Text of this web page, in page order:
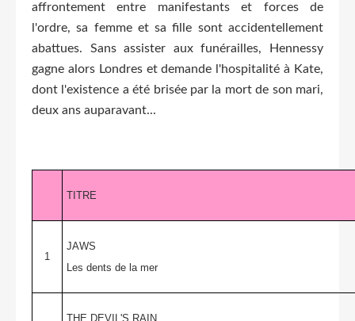
affrontement entre manifestants et forces de
l'ordre, sa femme et sa fille sont accidentellement
abattues. Sans assister aux funérailles, Hennessy
gagne alors Londres et demande l'hospitalité à Kate,
dont l'existence a été brisée par la mort de son mari,
deux ans auparavant...
TITRE
1
JAWS
Les dents de la mer
THE DEVIL'S RAIN